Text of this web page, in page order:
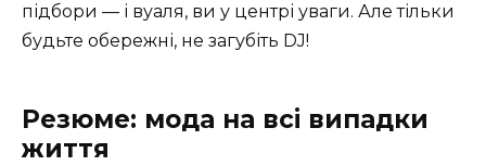
підбори — і вуаля, ви у центрі уваги. Але тільки
будьте обережні, не загубіть DJ!
Резюме: мода на всі випадки
життя